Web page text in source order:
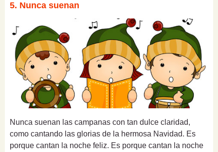
5. Nunca suenan
Nunca suenan las campanas con tan dulce claridad,
como cantando las glorias de la hermosa Navidad. Es
porque cantan la noche feliz. Es porque cantan la noche